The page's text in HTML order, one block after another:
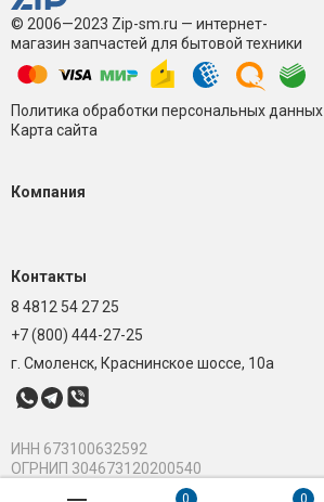
© 2006—2023 Zip-sm.ru — интернет-
магазин запчастей для бытовой техники
Политика обработки персональных данных
Карта сайта
Компания
Контакты
8 4812 54 27 25
+7 (800) 444-27-25
г. Смоленск, Краснинское шоссе, 10а
ИНН 673100632592
ОГРНИП 304673120200540
0 0